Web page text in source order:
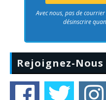
Avec nous, pas de
désinscrire
Rejoignez-Nous